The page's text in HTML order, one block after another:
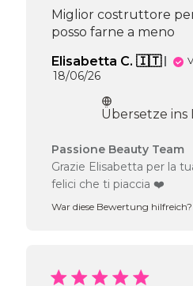
Miglior costruttore
posso farne a meno
Elisabetta C. 🇮🇹
18/06/26
Übersetze ins
zur
Passione Beauty Team
Grazie Elisabetta per la
felici che ti piaccia ❤️
War diese Bewertung hilfreich?